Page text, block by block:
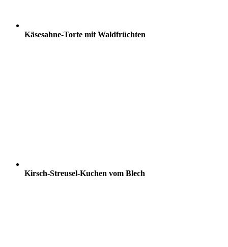
Käsesahne-Torte mit Waldfrüchten
Kirsch-Streusel-Kuchen vom Blech